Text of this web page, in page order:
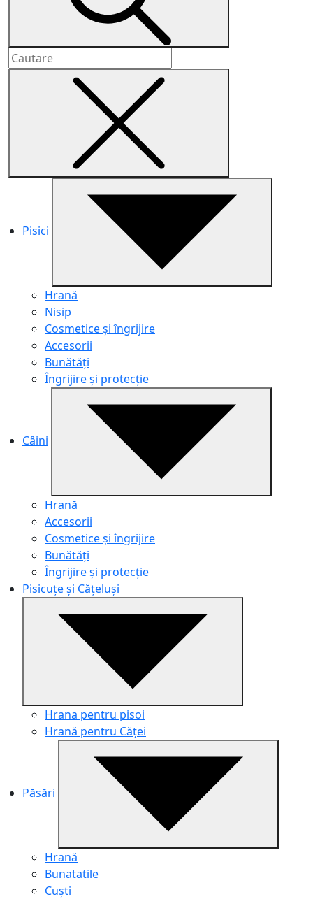
Pisici
Hrană
Nisip
Cosmetice și îngrijire
Accesorii
Bunătăți
Îngrijire și protecție
Câini
Hrană
Accesorii
Cosmetice și îngrijire
Bunătăți
Îngrijire și protecție
Pisicuțe și Cățeluși
Hrana pentru pisoi
Hrană pentru Căței
Păsări
Hrană
Bunatatile
Cuști